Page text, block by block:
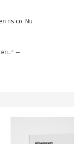
risico. Nu
—